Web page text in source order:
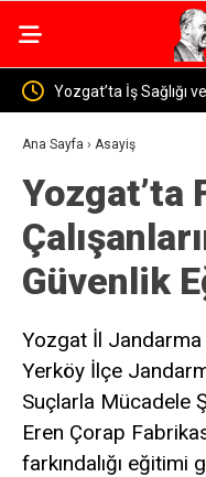
İstişare
Ana Sayfa › Asayiş
Yozgat’ta
Güvenlik
Yozgat İl Jandarma
Yerköy İlçe
Suçlarla Mücadele
Eren Çorap
farkındalığı eğitimi